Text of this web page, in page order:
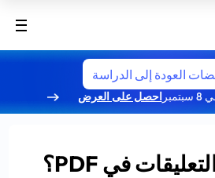
العودة إلى الدراسة
احصل على العرض
كيفية عرض التعليقات في PDF؟